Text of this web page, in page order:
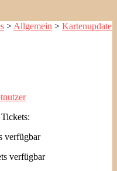
>Allgemein > Kartenupdate
verfügbar
verfügbar